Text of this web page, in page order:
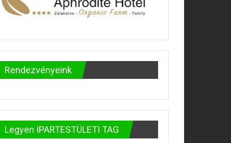
Rendezvényeink
Legyen IPARTESTÜLETI TAG